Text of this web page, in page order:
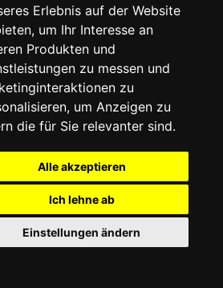
Erlebnis auf der Website
, um Ihr Interesse an
Produkten und
zu messen und
zu
, um Anzeigen zu
die für Sie relevanter sind.
Alle akzeptieren
Ich lehne ab
Einstellungen ändern
Gutscheine
2026 – Made with
Cookies